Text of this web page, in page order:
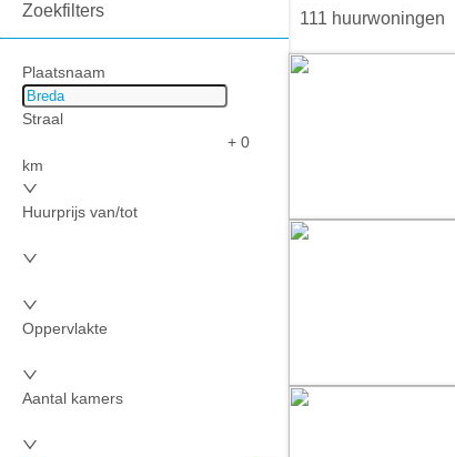
Zoekfilters
Plaatsnaam
Straal
+ 0
km
Huurprijs van/tot
Oppervlakte
Aantal kamers
111 huurwoningen